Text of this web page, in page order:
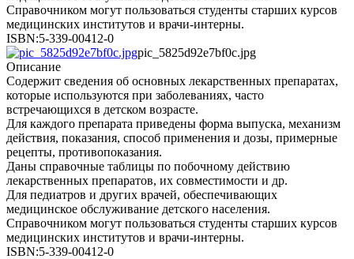
Справочником могут пользоваться студенты старших курсов
медицинских институтов и врачи-интерны.
ISBN:5-339-00412-0
pic_5825d92e7bf0c.jpg
Описание
Содержит сведения об основных лекарственных препаратах,
которые используются при заболеваниях, часто
встречающихся в детском возрасте.
Для каждого препарата приведены форма выпуска, механизм
действия, показания, способ применения и дозы, примерные
рецепты, противопоказания.
Даны справочные таблицы по побочному действию
лекарственных препаратов, их совместимости и др.
Для педиатров и других врачей, обеспечивающих
медицинское обслуживание детского населения.
Справочником могут пользоваться студенты старших курсов
медицинских институтов и врачи-интерны.
ISBN:5-339-00412-0